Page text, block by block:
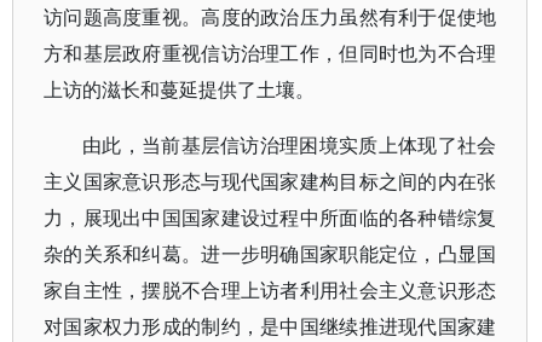
访问题高度重视。高度的政治压力虽然有利于促使地
方和基层政府重视信访治理工作，但同时也为不合理
上访的滋长和蔓延提供了土壤。
由此，当前基层信访治理困境实质上体现了社会
主义国家意识形态与现代国家建构目标之间的内在张
力，展现出中国国家建设过程中所面临的各种错综复
杂的关系和纠葛。进一步明确国家职能定位，凸显国
家自主性，摆脱不合理上访者利用社会主义意识形态
对国家权力形成的制约，是中国继续推进现代国家建